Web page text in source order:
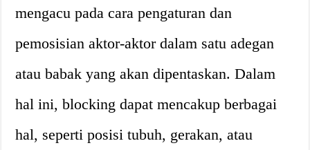
mengacu pada cara pengaturan dan
pemosisian aktor-aktor dalam satu adegan
atau babak yang akan dipentaskan. Dalam
hal ini, blocking dapat mencakup berbagai
hal, seperti posisi tubuh, gerakan, atau